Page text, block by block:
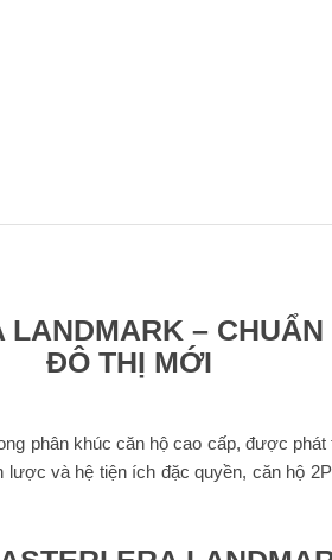
LANDMARK –
ĐÔ THỊ MỚI
phân khúc căn hộ cao cấp, được
và hệ tiện ích đặc quyền, căn hộ